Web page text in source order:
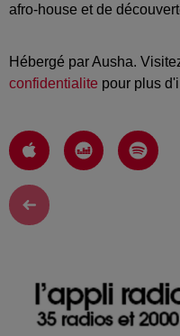
afro-house et de
Hébergé par Ausha.
confidentialite pour plus